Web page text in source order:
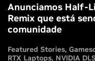
Anunciamos Half-
Remix que está
comunidade
Featured Stories
RTX Laptops NVIDIA